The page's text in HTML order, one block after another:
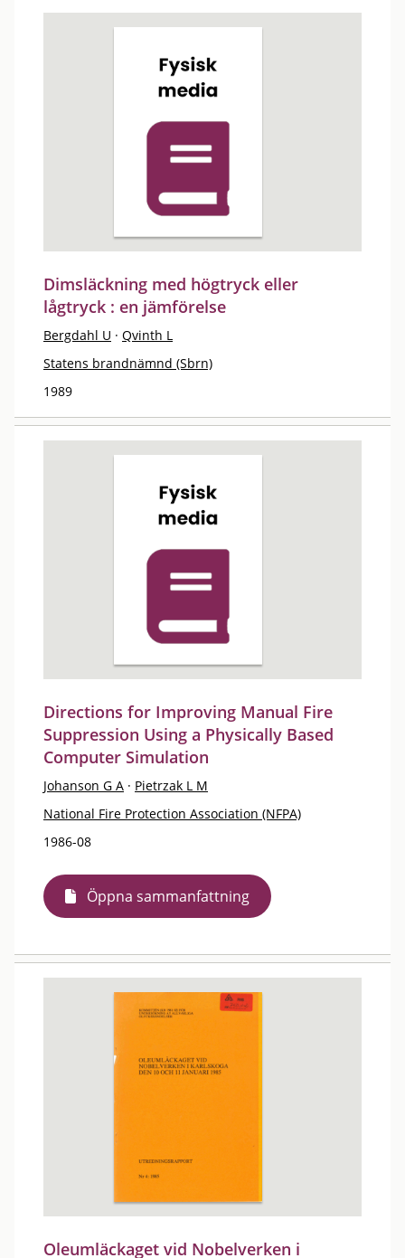
Dimsläckning med högtryck eller
lågtryck : en jämförelse
Bergdahl U · Qvinth L
Statens brandnämnd (Sbrn)
1989
Directions for Improving Manual Fire
Suppression Using a Physically Based
Computer Simulation
Johanson G A · Pietrzak L M
National Fire Protection Association (NFPA)
1986-08
Öppna sammanfattning
Oleumläckaget vid Nobelverken i